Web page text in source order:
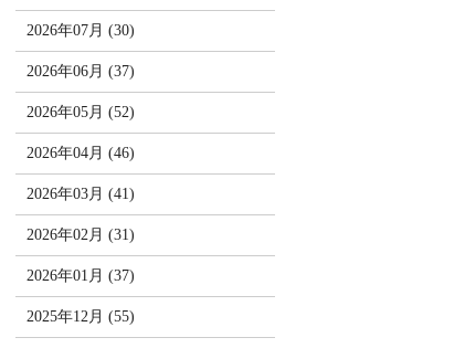
2026年07月 (30)
2026年06月 (37)
2026年05月 (52)
2026年04月 (46)
2026年03月 (41)
2026年02月 (31)
2026年01月 (37)
2025年12月 (55)